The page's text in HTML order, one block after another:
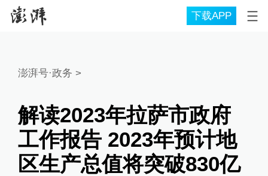
下载APP
澎湃号·政务 >
解读2023年拉萨市政府
工作报告 2023年预计地
区生产总值将突破830亿